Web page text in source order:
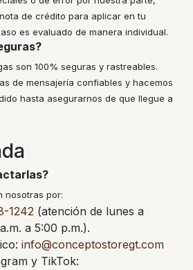
de crédito para aplicar en tu
es evaluado de manera individual.
son 100% seguras y rastreables.
de mensajería confiables y hacemos
hasta asegurarnos de que llegue a
nosotras por:
1242 (atención de lunes a
a 5:00 p.m.).
info@conceptostoregt.com
y TikTok: